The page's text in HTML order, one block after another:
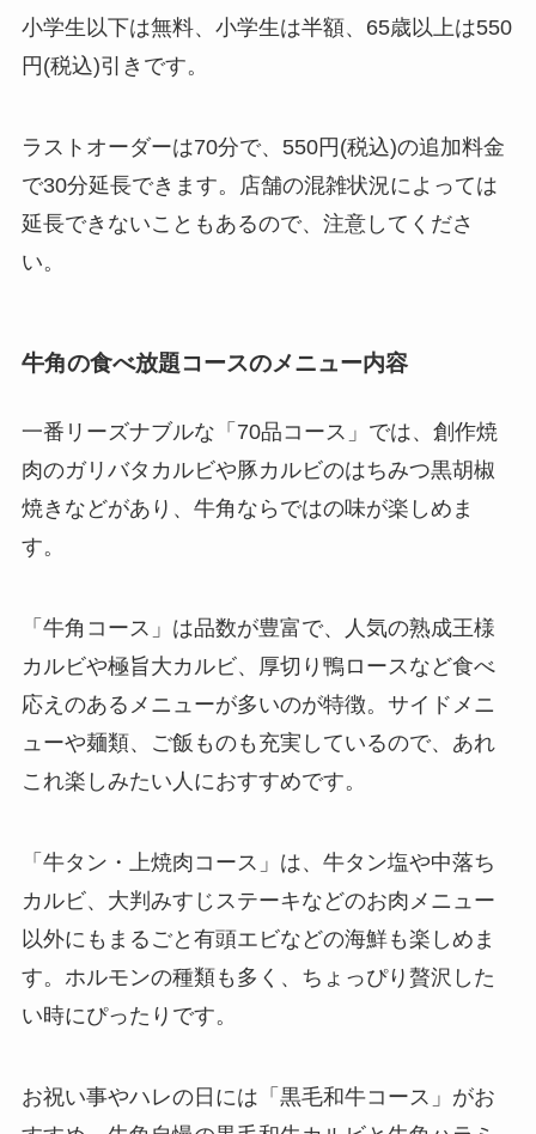
小学生以下は無料、小学生は半額、65歳以上は550
円(税込)引きです。
ラストオーダーは70分で、550円(税込)の追加料金
で30分延長できます。店舗の混雑状況によっては
延長できないこともあるので、注意してくださ
い。
牛角の食べ放題コースのメニュー内容
一番リーズナブルな「70品コース」では、創作焼
肉のガリバタカルビや豚カルビのはちみつ黒胡椒
焼きなどがあり、牛角ならではの味が楽しめま
す。
「牛角コース」は品数が豊富で、人気の熟成王様
カルビや極旨大カルビ、厚切り鴨ロースなど食べ
応えのあるメニューが多いのが特徴。サイドメニ
ューや麺類、ご飯ものも充実しているので、あれ
これ楽しみたい人におすすめです。
「牛タン・上焼肉コース」は、牛タン塩や中落ち
カルビ、大判みすじステーキなどのお肉メニュー
以外にもまるごと有頭エビなどの海鮮も楽しめま
す。ホルモンの種類も多く、ちょっぴり贅沢した
い時にぴったりです。
お祝い事やハレの日には「黒毛和牛コース」がお